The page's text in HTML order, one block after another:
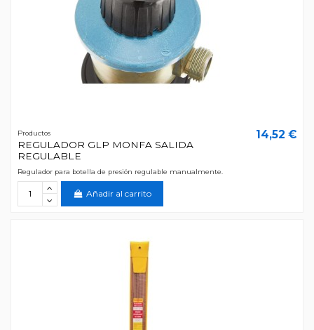
Productos
REGULADOR GLP MONFA SALIDA
REGULABLE
14,52 €
Regulador para botella de presión regulable manualmente.
Añadir al carrito